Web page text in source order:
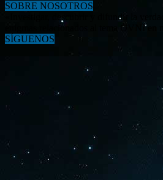
SOBRE NOSOTROS
«Investigar, descubrir y difundir la
enigmas relacionados al tema OVNI en
SÍGUENOS